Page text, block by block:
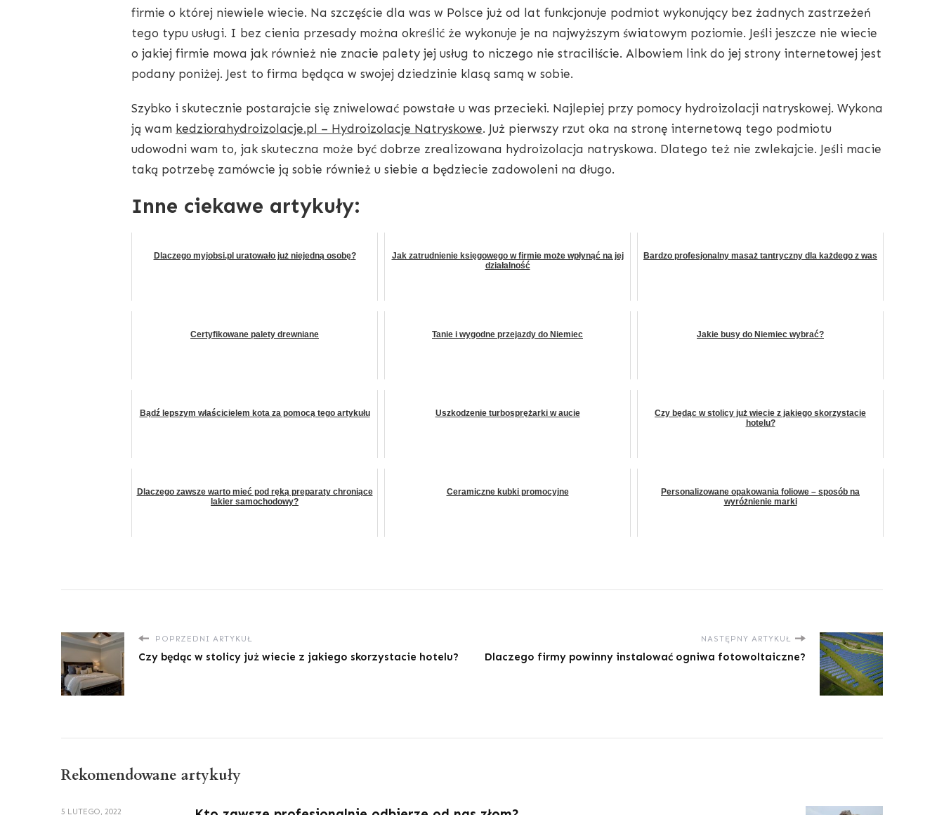
firmie o której niewiele wiecie. Na szczęście dla was w Polsce już od lat funkcjonuje podmiot wykonujący bez żadnych zastrzeżeń
tego typu usługi. I bez cienia przesady można określić że wykonuje je na najwyższym światowym poziomie. Jeśli jeszcze nie wiecie
o jakiej firmie mowa jak również nie znacie palety jej usług to niczego nie straciliście. Albowiem link do jej strony internetowej jest
podany poniżej. Jest to firma będąca w swojej dziedzinie klasą samą w sobie.
Szybko i skutecznie postarajcie się zniwelować powstałe u was przecieki. Najlepiej przy pomocy hydroizolacji natryskowej. Wykona
ją wam kedziorahydroizolacje.pl – Hydroizolacje Natryskowe. Już pierwszy rzut oka na stronę internetową tego podmiotu
udowodni wam to, jak skuteczna może być dobrze zrealizowana hydroizolacja natryskowa. Dlatego też nie zwlekajcie. Jeśli macie
taką potrzebę zamówcie ją sobie również u siebie a będziecie zadowoleni na długo.
Inne ciekawe artykuły:
Dlaczego myjobsi.pl uratowało już niejedną osobę?
Jak zatrudnienie księgowego w firmie może wpłynąć na jej
działalność
Bardzo profesjonalny masaż tantryczny dla każdego z was
Certyfikowane palety drewniane Tanie i wygodne przejazdy do Niemiec Jakie busy do Niemiec wybrać?
Bądź lepszym właścicielem kota za pomocą tego artykułu Uszkodzenie turbosprężarki w aucie
Czy będąc w stolicy już wiecie z jakiego skorzystacie
hotelu?
Dlaczego zawsze warto mieć pod ręką preparaty chroniące
lakier samochodowy?
Ceramiczne kubki promocyjne
Personalizowane opakowania foliowe – sposób na
wyróżnienie marki
POPRZEDNI ARTYKUŁ
Czy będąc w stolicy już wiecie z jakiego skorzystacie hotelu?
NASTĘPNY ARTYKUŁ
Dlaczego firmy powinny instalować ogniwa fotowoltaiczne?
Rekomendowane artykuły
5 LUTEGO, 2022